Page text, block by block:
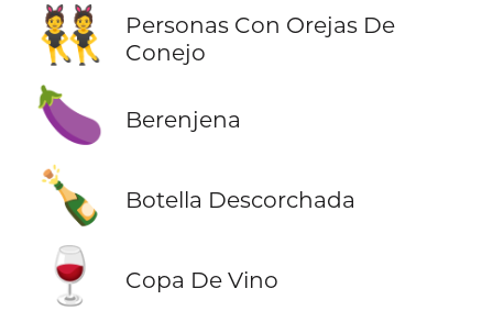
👯
Personas Con Orejas De
Conejo
🍆 Berenjena
🍾 Botella Descorchada
🍷 Copa De Vino